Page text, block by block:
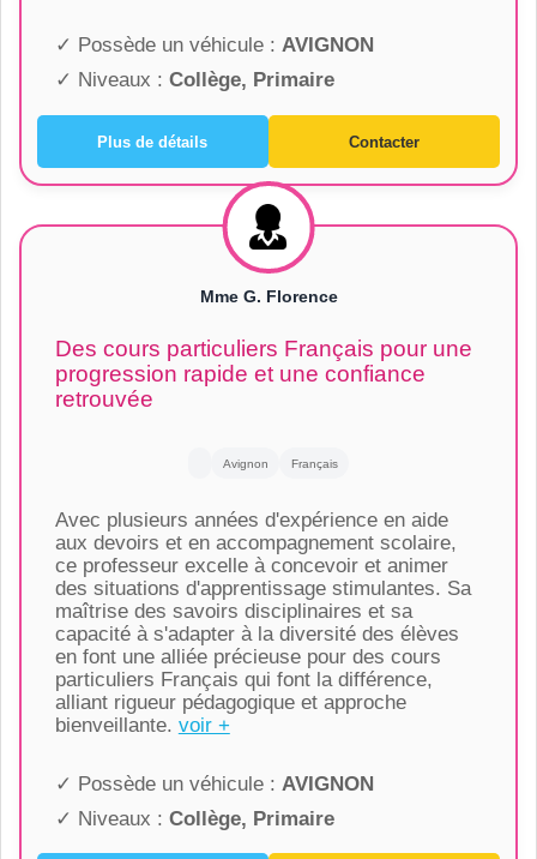
✓ Possède un véhicule : AVIGNON
✓ Niveaux : Collège, Primaire
Plus de détails Contacter
Mme G. Florence
Des cours particuliers Français pour une
progression rapide et une confiance
retrouvée
Avignon Français
Avec plusieurs années d'expérience en aide
aux devoirs et en accompagnement scolaire,
ce professeur excelle à concevoir et animer
des situations d'apprentissage stimulantes. Sa
maîtrise des savoirs disciplinaires et sa
capacité à s'adapter à la diversité des élèves
en font une alliée précieuse pour des cours
particuliers Français qui font la différence,
alliant rigueur pédagogique et approche
bienveillante. voir +
✓ Possède un véhicule : AVIGNON
✓ Niveaux : Collège, Primaire